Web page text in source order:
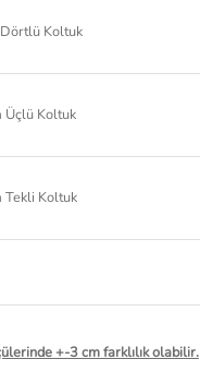
Koltuk
Üçlü Koltuk
Tekli Koltuk
+-3 cm farklılık olabilir.